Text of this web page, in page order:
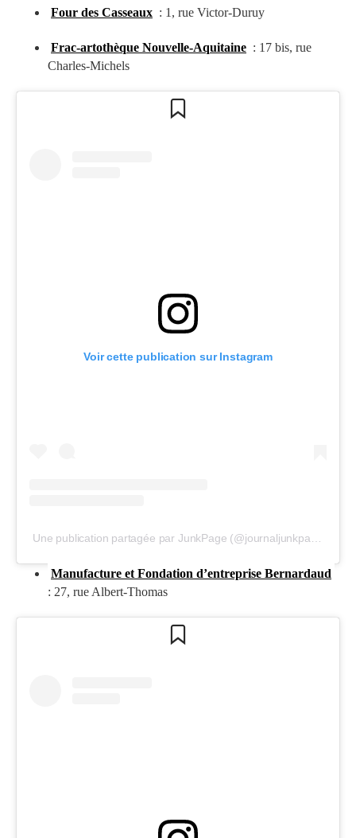
Four des Casseaux : 1, rue Victor-Duruy
Frac-artothèque Nouvelle-Aquitaine : 17 bis, rue
Charles-Michels
Voir cette publication sur Instagram
Manufacture et Fondation d’entreprise Bernardaud
: 27, rue Albert-Thomas